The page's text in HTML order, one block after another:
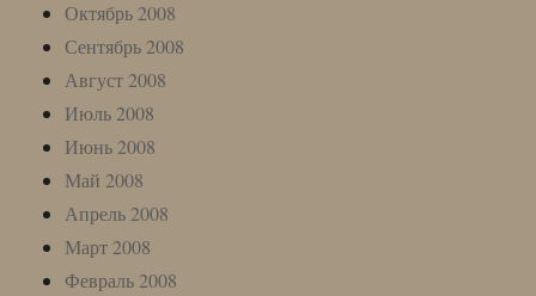
Октябрь 2008
Сентябрь 2008
Август 2008
Июль 2008
Июнь 2008
Май 2008
Апрель 2008
Март 2008
Февраль 2008